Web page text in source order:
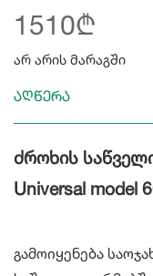
1510₾
არ არის მარაგში
აღწერა
ძროხის
Universal model
გამოიყენება